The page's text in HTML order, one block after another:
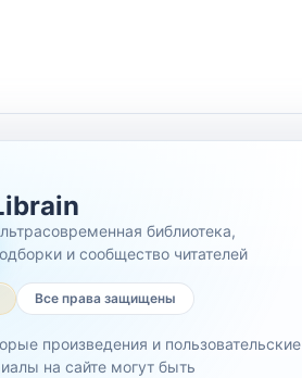
библиотека,
и сообщество читателей
Все права защищены
произведения и пользовательские
на сайте могут быть